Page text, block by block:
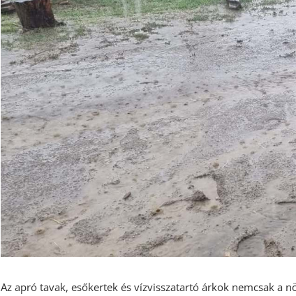
Az apró tavak, esőkertek és vízvisszatartó árkok nemcsak a